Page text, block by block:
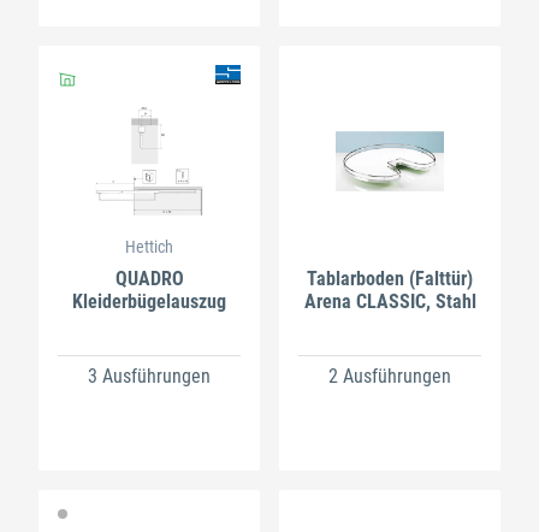
Hettich
QUADRO
Kleiderbügelauszug
3 Ausführungen
Tablarboden (Falttür)
Arena CLASSIC, Stahl
2 Ausführungen